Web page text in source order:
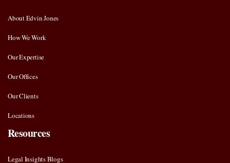
About Edvin Jones
How We Work
Our Expertise
Our Offices
Our Clients
Locations
Resources
Legal Insights Blogs